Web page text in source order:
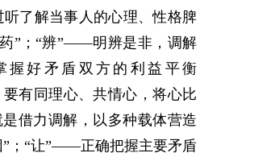
了解当事人的心理、性格脾
”；“辨”——明辨是非，调解
握好矛盾双方的利益平衡
有同理心、共情心，将心比
借力调解，以多种载体营造
”；“让”——正确把握主要矛盾